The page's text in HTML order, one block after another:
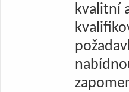
kvalitní